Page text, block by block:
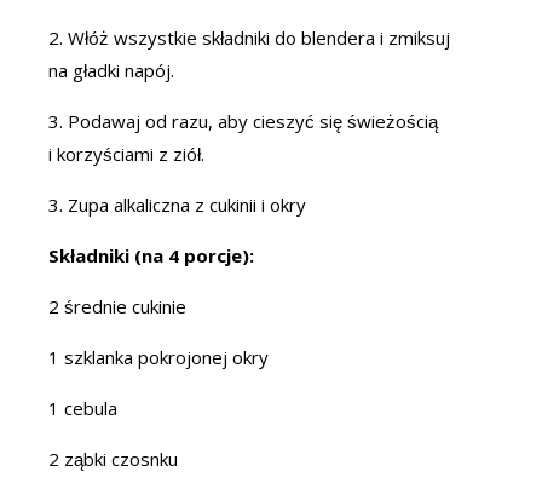
2. Włóż wszystkie składniki do blendera i zmiksuj
na gładki napój.
3. Podawaj od razu, aby cieszyć się świeżością
i korzyściami z ziół.
3. Zupa alkaliczna z cukinii i okry
Składniki (na 4 porcje):
2 średnie cukinie
1 szklanka pokrojonej okry
1 cebula
2 ząbki czosnku